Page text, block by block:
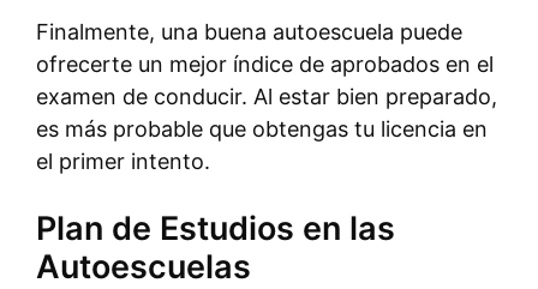
Finalmente, una buena autoescuela puede
ofrecerte un mejor índice de aprobados en el
examen de conducir. Al estar bien preparado,
es más probable que obtengas tu licencia en
el primer intento.
Plan de Estudios en las
Autoescuelas